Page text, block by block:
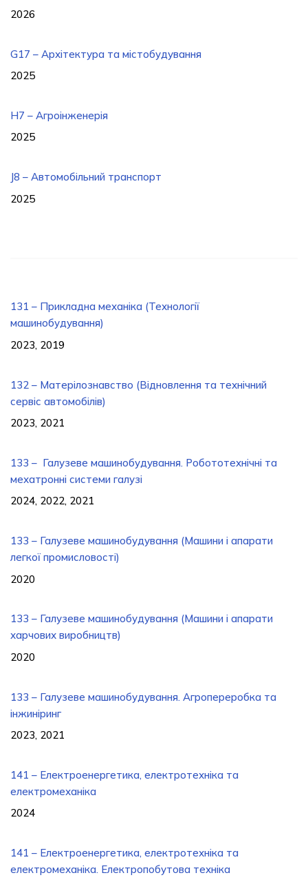
2026
G17 – Архітектура та містобудування
2025
H7 – Агроінженерія
2025
J8 – Автомобільний транспорт
2025
131 – Прикладна механіка (Технології
машинобудування)
2023, 2019
132 – Матерілознавство (Відновлення та технічний
сервіс автомобілів)
2023, 2021
133 – Галузеве машинобудування. Робототехнічні та
мехатронні системи галузі
2024, 2022, 2021
133 – Галузеве машинобудування (Машини і апарати
легкої промисловості)
2020
133 – Галузеве машинобудування (Машини і апарати
харчових виробництв)
2020
133 – Галузеве машинобудування. Агропереробка та
інжиніринг
2023, 2021
141 – Електроенергетика, електротехніка та
електромеханіка
2024
141 – Електроенергетика, електротехніка та
електромеханіка. Електропобутова техніка